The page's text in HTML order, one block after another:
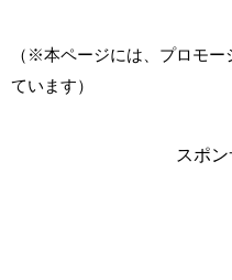
（※本ページには、プロモ
ています）
スポ